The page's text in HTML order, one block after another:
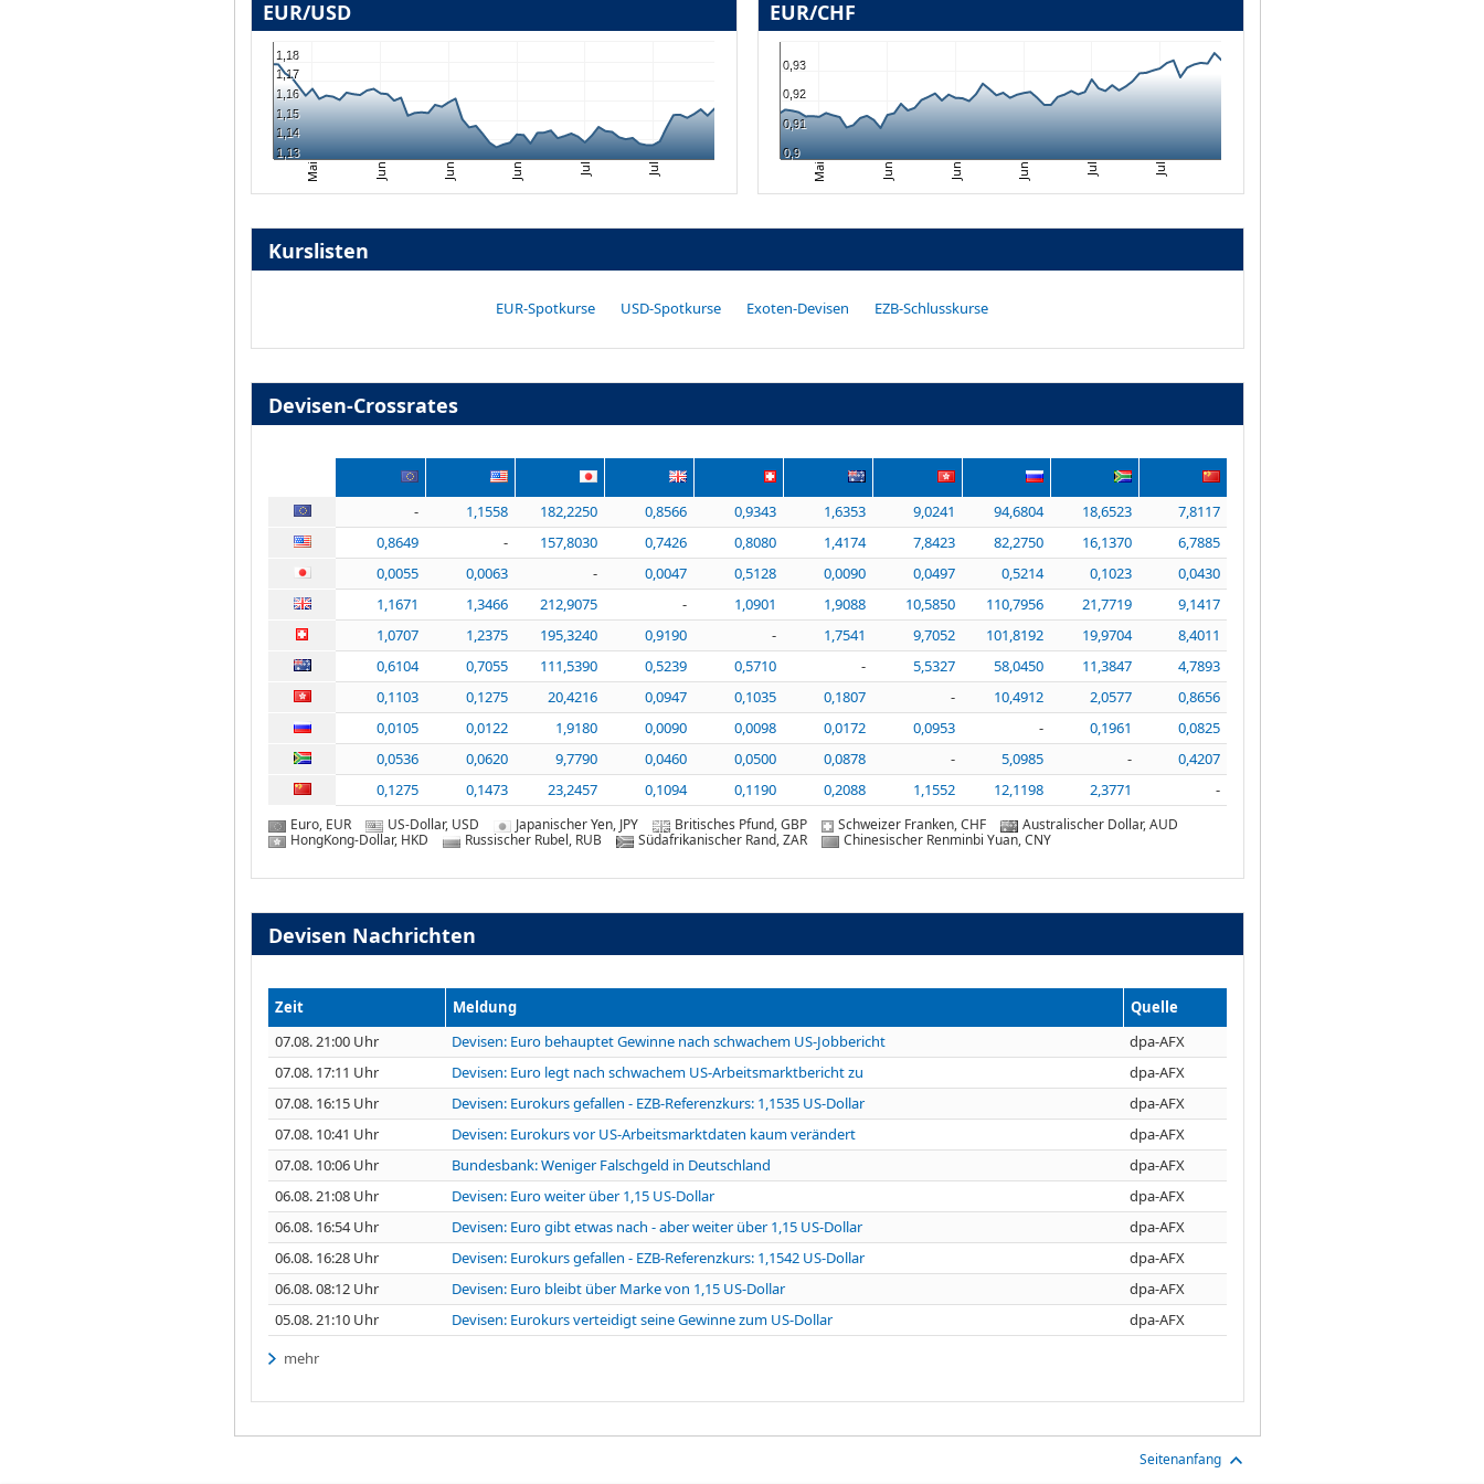
EUR/USD
Mai Jun Jun Jun Jul Jul
1,13
1,14
1,15
1,16
1,17
1,18
EUR/CHF
Mai Jun Jun Jun Jul Jul
0,9
0,91
0,92
0,93
Kurslisten
EUR-Spotkurse USD-Spotkurse Exoten-Devisen EZB-Schlusskurse
Devisen-Crossrates
- 1,1558 182,2250 0,8566 0,9343 1,6353 9,0241 94,6804 18,6523
7,8117
0,8649
- 157,8030 0,7426 0,8080 1,4174 7,8423 82,2750 16,1370
6,7885
0,0055
0,0063 - 0,0047 0,5128 0,0090 0,0497 0,5214 0,1023
0,0430
1,1671
1,3466 212,9075 - 1,0901 1,9088 10,5850 110,7956 21,7719
9,1417
1,0707
1,2375 195,3240 0,9190 - 1,7541 9,7052 101,8192 19,9704
8,4011
0,6104
0,7055 111,5390 0,5239 0,5710 - 5,5327 58,0450 11,3847
4,7893
0,1103
0,1275 20,4216 0,0947 0,1035 0,1807 - 10,4912 2,0577
0,8656
0,0105
0,0122 1,9180 0,0090 0,0098 0,0172 0,0953 - 0,1961
0,0825
0,0536
0,0620 9,7790 0,0460 0,0500 0,0878 - 5,0985 -
0,4207
0,1275
0,1473 23,2457 0,1094 0,1190 0,2088 1,1552 12,1198 2,3771 -
Euro, EUR US-Dollar, USD Japanischer Yen, JPY Britisches Pfund, GBP Schweizer Franken, CHF
Australischer Dollar, AUD
HongKong-Dollar, HKD
Russischer Rubel, RUB Südafrikanischer Rand, ZAR Chinesischer Renminbi Yuan, CNY
Devisen Nachrichten
Zeit Meldung
Quelle
07.08. 21:00 Uhr
Devisen: Euro behauptet Gewinne nach schwachem US-Jobbericht
dpa-AFX
07.08. 17:11 Uhr
Devisen: Euro legt nach schwachem US-Arbeitsmarktbericht zu
dpa-AFX
07.08. 16:15 Uhr
Devisen: Eurokurs gefallen - EZB-Referenzkurs: 1,1535 US-Dollar
dpa-AFX
07.08. 10:41 Uhr
Devisen: Eurokurs vor US-Arbeitsmarktdaten kaum verändert
dpa-AFX
07.08. 10:06 Uhr
Bundesbank: Weniger Falschgeld in Deutschland
dpa-AFX
06.08. 21:08 Uhr
Devisen: Euro weiter über 1,15 US-Dollar
dpa-AFX
06.08. 16:54 Uhr
Devisen: Euro gibt etwas nach - aber weiter über 1,15 US-Dollar
dpa-AFX
06.08. 16:28 Uhr
Devisen: Eurokurs gefallen - EZB-Referenzkurs: 1,1542 US-Dollar
dpa-AFX
06.08. 08:12 Uhr
Devisen: Euro bleibt über Marke von 1,15 US-Dollar
dpa-AFX
05.08. 21:10 Uhr
Devisen: Eurokurs verteidigt seine Gewinne zum US-Dollar
dpa-AFX
mehr
Seitenanfang